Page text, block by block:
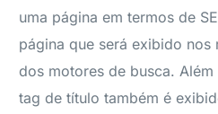
uma página em termos de
página que será exibido nos
dos motores de busca.
tag de título também é